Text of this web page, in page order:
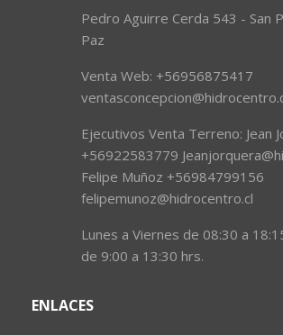
Pedro Aguirre Cerda 543 - San
Paz
Venta Web: +56956875417
Ejecutivos Venta Terreno: Jean
+56922583779
Felipe Muñoz +56984799156
felipemunoz@hidrocentro.cl
Lunes a Viernes de 08:30 a
de 9:00 a 13:30 hrs.
ENLACES